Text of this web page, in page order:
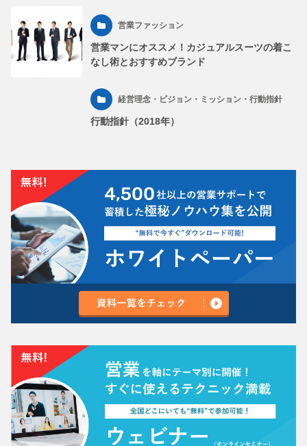
営業ファッション
営業マンにオススメ！カジュアルスーツの着こ
なし術とおすすめブランド
経営理念・ビジョン・ミッション・行動指針
行動指針（2018年）